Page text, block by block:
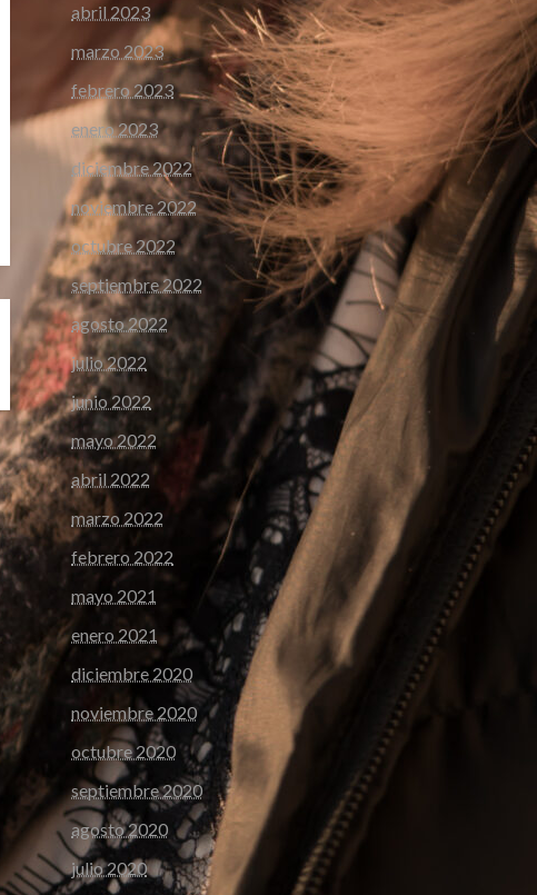
abril 2023
marzo 2023
febrero 2023
enero 2023
diciembre 2022
noviembre 2022
octubre 2022
septiembre 2022
agosto 2022
julio 2022
junio 2022
mayo 2022
abril 2022
marzo 2022
febrero 2022
mayo 2021
enero 2021
diciembre 2020
noviembre 2020
octubre 2020
septiembre 2020
agosto 2020
julio 2020